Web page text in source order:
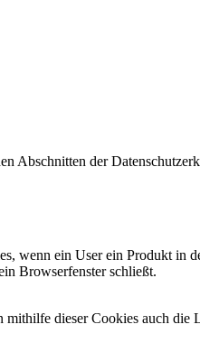
Abschnitten der
wenn ein User ein Produkt in
Browserfenster schließt.
dieser Cookies auch die